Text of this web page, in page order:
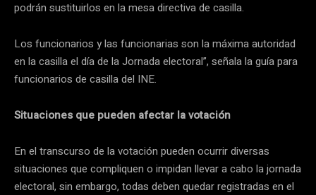
podrán sustituirlos en la mesa directiva de casilla.
Los funcionarios y las funcionarias son la máxima autoridad
en la casilla el día de la Jornada electoral”, señala la guía para
funcionarios de casilla del INE.
Situaciones que pueden afectar la votación
En el transcurso de la votación pueden ocurrir diversas
situaciones que compliquen o impidan llevar a cabo la jornada
electoral, sin embargo, todas deben quedar registradas en el